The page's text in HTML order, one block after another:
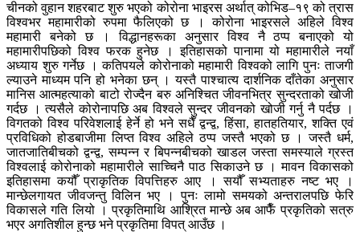
चीनको वुहान शहरबाट शुरु भएको कोरोना भाइरस अर्थात् कोभिड–१९ को त्रास
विश्वभर महामारीको रुपमा फैलिएको छ । कोरोना भाइरसले अहिले विश्व
महामारी बनेको छ । विद्धानहरूका अनुसार विश्व नै ठप्प बनाएको यो
महामारीपछिको विश्व फरक हुनेछ । इतिहासको पानामा यो महामारीले नयाँ
अध्याय शुरु गर्नेछ । कतिपयले कोरोनाको महामारी विश्वको लागि पुनः ताजगी
ल्याउने माध्यम पनि हो भनेका छन् । यस्तै पाश्चात्य दार्शनिक दाँतेका अनुसार
मानिस आत्महत्याको बाटो रोज्दैन बरु अनिश्चित जीवनभित्र सुन्दरताको खोजी
गर्दछ । त्यसैले कोरोनापछि अब विश्वले सुन्दर जीवनको खोजी गर्नु नै पर्दछ ।
विगतको विश्व परिवेशलाई हेर्ने हो भने सधैँ द्वन्द्व, हिंसा, हातहतियार, शक्ति एवं
प्रविधिको होडबाजीमा लिप्त विश्व अहिले ठप्प जस्तै भएको छ । जस्तै धर्म,
जातजातिबीचको द्वन्द्व, सम्पन्न र बिपन्नबीचको खाडल जस्ता समस्याले ग्रस्त
विश्वलाई कोरोनाको महामारीले साच्चिनै पाठ सिकाउने छ । मावन विकासको
इतिहासमा कयौँ प्राकृतिक विपत्तिहरु आए । सयौँ सभ्यताहरु नष्ट भए ।
मान्छेलगायत जीवजन्तु विलिन भए । पुनः लामो समयको अन्तरालपछि फेरि
विकासले गति लियो । प्रकृतिमाथि आश्रित मान्छे अब आफैँ प्रकृतिको सत्रु
भएर अगतिशील हुन्छ भने प्रकृतिमा विपत् आउँछ ।